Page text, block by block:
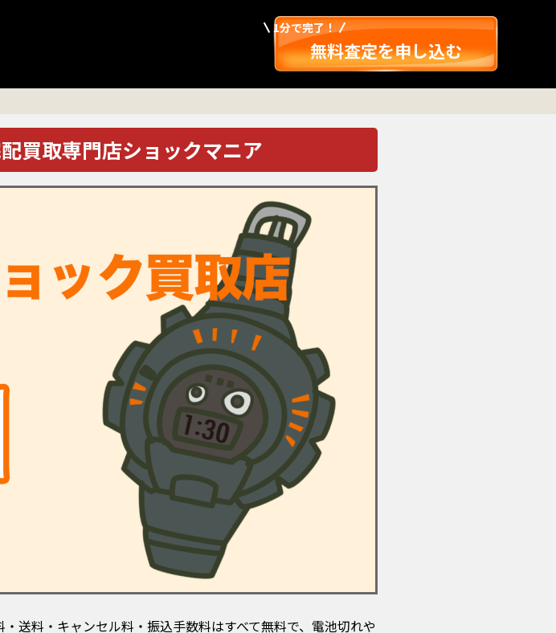
1分で完了！
無料査定を申し込む
買取専門店ショックマニア
送料・キャンセル料・振込手数料はすべて無料で、電池切れや